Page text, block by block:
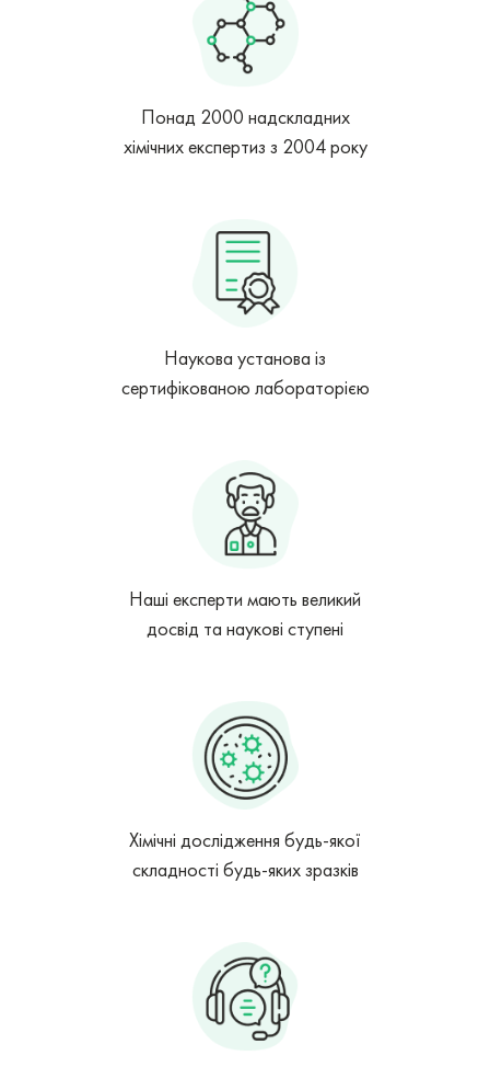
Понад 2000 надскладних
хімічних експертиз з 2004 року
Наукова установа із
сертифікованою лабораторією
Наші експерти мають великий
досвід та наукові ступені
Хімічні дослідження будь-якої
складності будь-яких зразків